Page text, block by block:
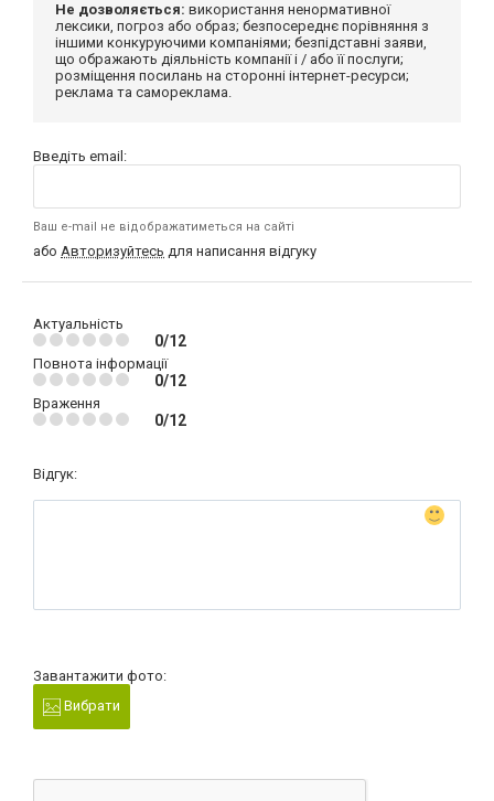
Не дозволяється: використання ненормативної
лексики, погроз або образ; безпосереднє порівняння з
іншими конкуруючими компаніями; безпідставні заяви,
що ображають діяльність компанії і / або її послуги;
розміщення посилань на сторонні інтернет-ресурси;
реклама та самореклама.
Введіть email:
Ваш e-mail не відображатиметься на сайті
або Авторизуйтесь для написання відгуку
Актуальність
0/12
Повнота інформації
0/12
Враження
0/12
Відгук:
Завантажити фото:
Вибрати